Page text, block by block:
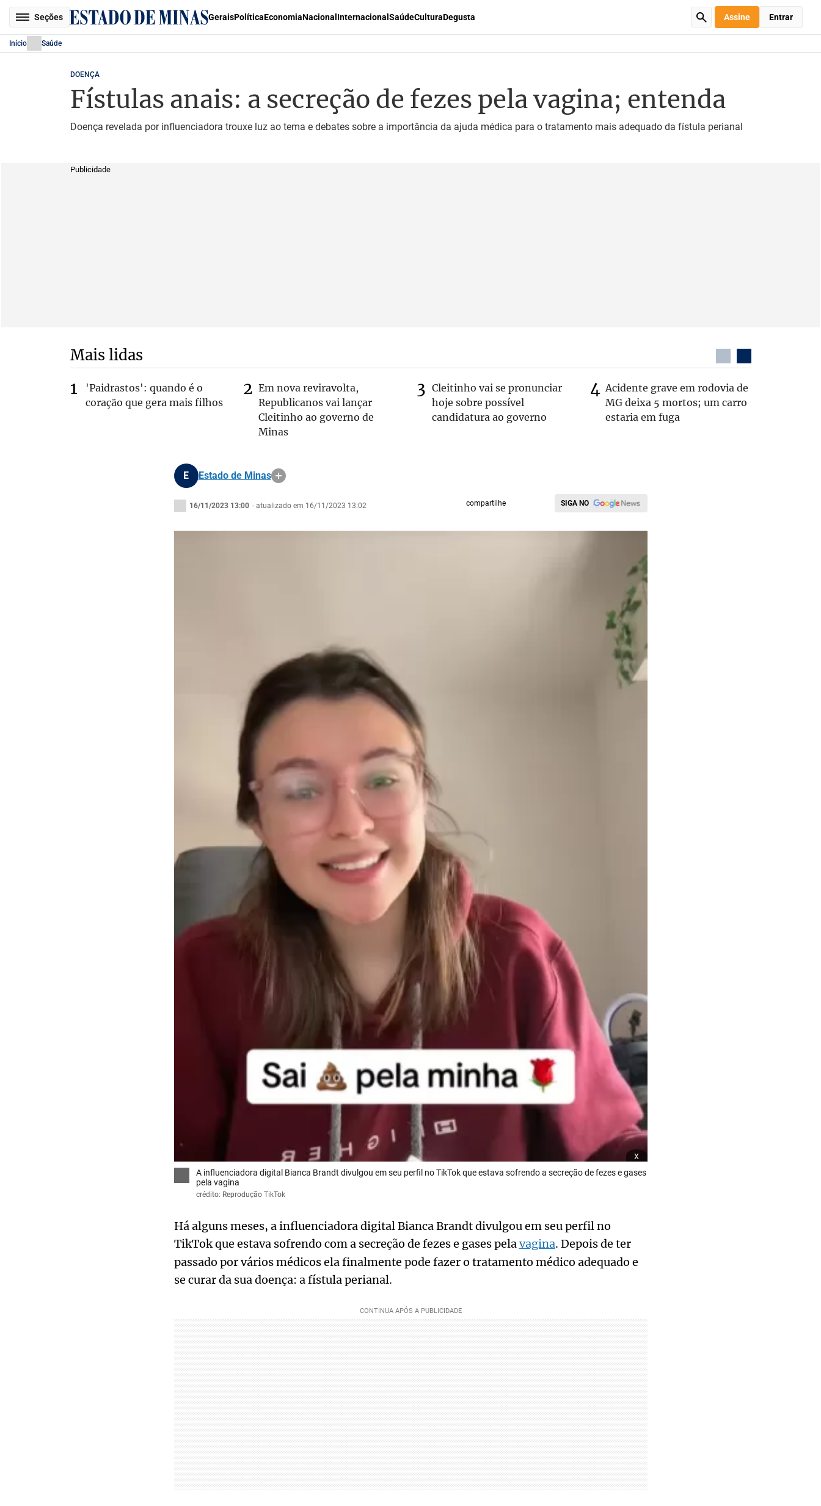
Seções GeraisPolíticaEconomiaNacional Internacional SaúdeCulturaDegusta Assine Entrar
Início Saúde
DOENÇA
Fístulas anais: a secreção de fezes pela vagina; entenda
Doença revelada por influenciadora trouxe luz ao tema e debates sobre a importância da ajuda médica para o tratamento mais adequado da fístula perianal
Publicidade
Mais lidas
'Paidrastos': quando é o
coração que gera mais filhos
Em nova reviravolta,
Republicanos vai lançar
Cleitinho ao governo de
Minas
Cleitinho vai se pronunciar
hoje sobre possível
candidatura ao governo
Acidente grave em rodovia de
MG deixa 5 mortos; um carro
estaria em fuga
E Estado de Minas
16/11/2023 13:00 - atualizado em 16/11/2023 13:02 compartilhe SIGA NO
x
A influenciadora digital Bianca Brandt divulgou em seu perfil no TikTok que estava sofrendo a secreção de fezes e gases
pela vagina
crédito: Reprodução TikTok
Há alguns meses, a influenciadora digital Bianca Brandt divulgou em seu perfil no
TikTok que estava sofrendo com a secreção de fezes e gases pelavagina. Depois de ter
passado por vários médicos ela finalmente pode fazer o tratamento médico adequado e
se curar da sua doença: a fístula perianal.